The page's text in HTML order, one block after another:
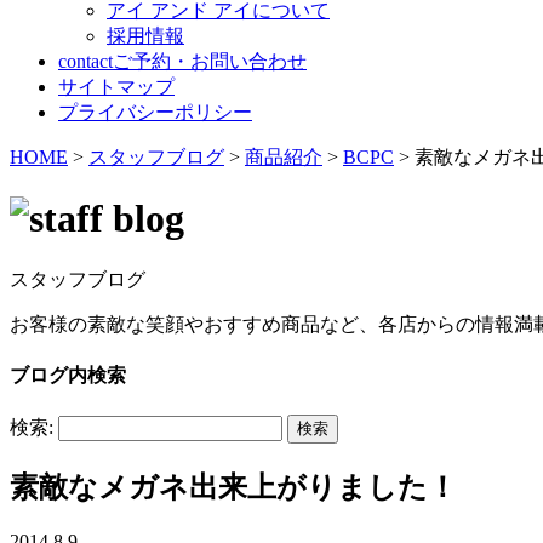
アイ アンド アイについて
採用情報
contactご予約・お問い合わせ
サイトマップ
プライバシーポリシー
HOME > スタッフブログ > 商品紹介 > BCPC > 素敵なメガネ
スタッフブログ
お客様の素敵な笑顔やおすすめ商品など、各店からの情報満
ブログ内検索
検索:
素敵なメガネ出来上がりました！